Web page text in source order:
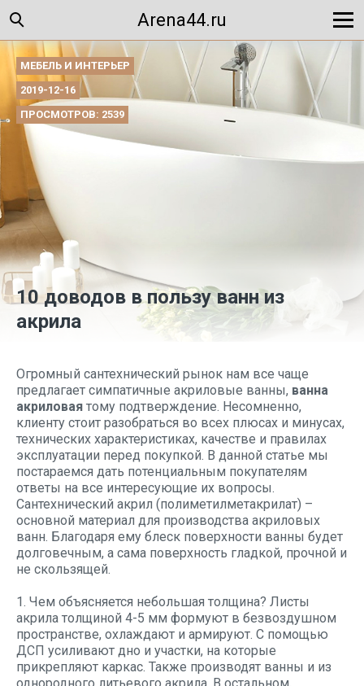
Arena44.ru
МЕБЕЛЬ И ИНТЕРЬЕР
2019-12-16
ПРОСМОТРОВ: 2539
10 доводов в пользу ванн из
акрила
Огромный сантехнический рынок нам все чаще
предлагает симпатичные акриловые ванны, ванна
акриловая тому подтверждение. Несомненно,
клиенту стоит разобраться во всех плюсах и минусах,
технических характеристиках, качестве и правилах
эксплуатации перед покупкой. В данной статье мы
постараемся дать потенциальным покупателям
ответы на все интересующие их вопросы.
Сантехнический акрил (полиметилметакрилат) –
основной материал для производства акриловых
ванн. Благодаря ему блеск поверхности ванны будет
долговечным, а сама поверхность гладкой, прочной и
не скользящей.
1. Чем объясняется небольшая толщина? Листы
акрила толщиной 4-5 мм формуют в безвоздушном
пространстве, охлаждают и армируют. С помощью
ДСП усиливают дно и участки, на которые
прикрепляют каркас. Также производят ванны и из